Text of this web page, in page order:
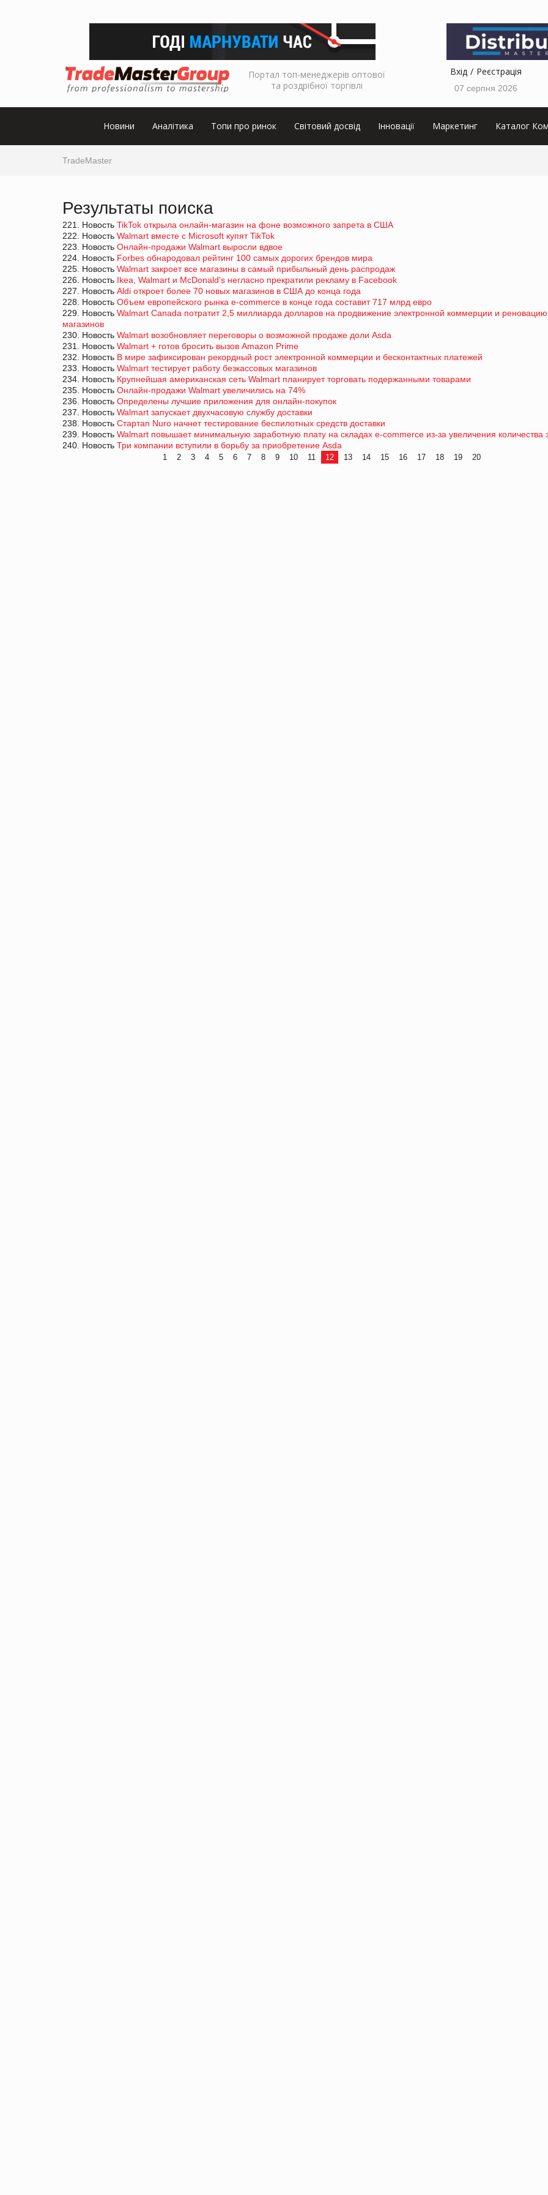
Портал топ-менеджерів оптової
та роздрібної торгівлі
Вхід Реєстрація
07 серпня 2026
Новини Аналітика Топи про ринок Світовий досвід Інновації Маркетинг Каталог
TradeMaster
Результаты поиска
221. Новость TikTok открыла онлайн-магазин на фоне возможного запрета в США
222. Новость Walmart вместе с Microsoft купят TikTok
223. Новость Онлайн-продажи Walmart выросли вдвое
224. Новость Forbes обнародовал рейтинг 100 самых дорогих брендов мира
225. Новость Walmart закроет все магазины в самый прибыльный день распродаж
226. Новость Ikea, Walmart и McDonald's негласно прекратили рекламу в Facebook
227. Новость Aldi откроет более 70 новых магазинов в США до конца года
228. Новость Объем европейского рынка e-commerce в конце года составит 717 млрд евро
229. Новость Walmart Canada потратит 2,5 миллиарда долларов на продвижение электронной коммерции и реновацию
магазинов
230. Новость Walmart возобновляет переговоры о возможной продаже доли Asda
231. Новость Walmart + готов бросить вызов Amazon Prime
232. Новость В мире зафиксирован рекордный рост электронной коммерции и бесконтактных платежей
233. Новость Walmart тестирует работу безкассовых магазинов
234. Новость Крупнейшая американская сеть Walmart планирует торговать подержанными товарами
235. Новость Онлайн-продажи Walmart увеличились на 74%
236. Новость Определены лучшие приложения для онлайн-покупок
237. Новость Walmart запускает двухчасовую службу доставки
238. Новость Стартап Nuro начнет тестирование беспилотных средств доставки
239. Новость Walmart повышает минимальную заработную плату на складах e-commerce из-за увеличения количества
240. Новость Три компании вступили в борьбу за приобретение Asda
1 2 3 4 5 6 7 8 9 10 11 12 13 14 15 16 17 18 19 20